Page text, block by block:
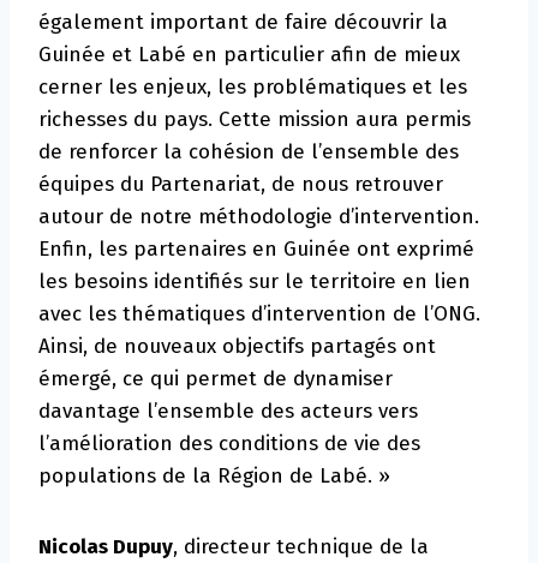
également important de faire découvrir la
Guinée et Labé en particulier afin de mieux
cerner les enjeux, les problématiques et les
richesses du pays. Cette mission aura permis
de renforcer la cohésion de l’ensemble des
équipes du Partenariat, de nous retrouver
autour de notre méthodologie d’intervention.
Enfin, les partenaires en Guinée ont exprimé
les besoins identifiés sur le territoire en lien
avec les thématiques d’intervention de l’ONG.
Ainsi, de nouveaux objectifs partagés ont
émergé, ce qui permet de dynamiser
davantage l’ensemble des acteurs vers
l’amélioration des conditions de vie des
populations de la Région de Labé. »
Nicolas Dupuy, directeur technique de la